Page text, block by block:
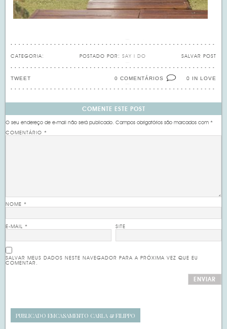
CATEGORIA: SALVAR POST
POSTADO POR: SAY I DO
0 IN LOVE
0 COMENTÁRIOS
TWEET
COMENTE ESTE POST
O seu endereço de e-mail não será publicado. Campos obrigatórios são marcados com*
COMENTÁRIO*
NOME*
E-MAIL* SITE
SALVAR MEUS DADOS NESTE NAVEGADOR PARA A PRÓXIMA VEZ QUE EU
COMENTAR.
PUBLICADO EMCASAMENTO CARLA & FILIPPO